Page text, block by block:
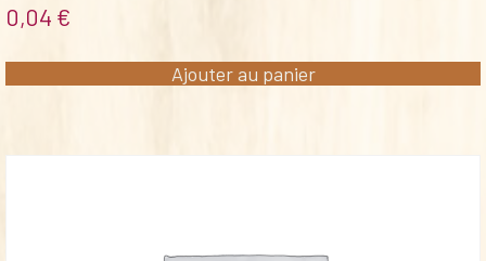
0,04 €
Ajouter au panier